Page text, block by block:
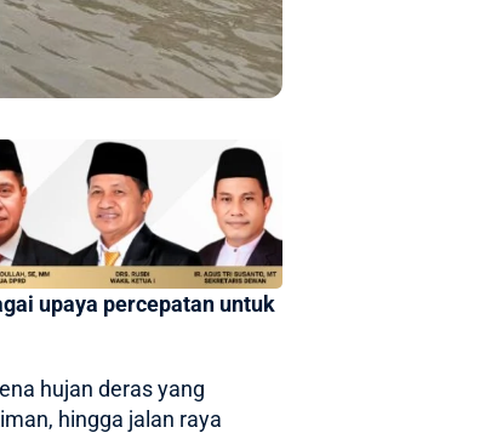
upaya percepatan untuk
hujan deras yang
hingga jalan raya